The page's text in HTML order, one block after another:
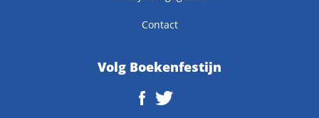
Contact
Volg Boekenfestijn